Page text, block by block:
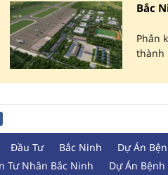
Bắc
Phân
thành
Đầu Tư Bắc Ninh Dự Án
Tư Nhân Bắc Ninh
Dự Án